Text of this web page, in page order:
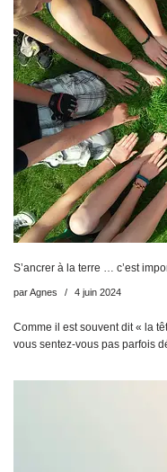
S’ancrer à la terre … c’est
parAgnes 4 juin 2024
Comme il est souvent dit « la
vous sentez-vous pas parfois